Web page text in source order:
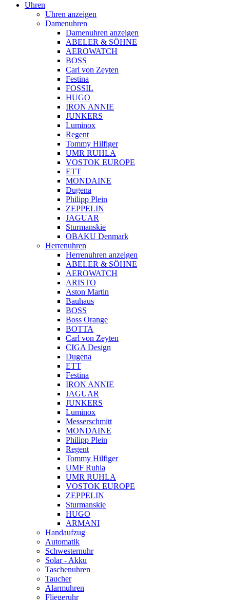
Uhren
Uhren anzeigen
Damenuhren
Damenuhren anzeigen
ABELER & SÖHNE
AEROWATCH
BOSS
Carl von Zeyten
Festina
FOSSIL
HUGO
IRON ANNIE
JUNKERS
Luminox
Regent
Tommy Hilfiger
UMR RUHLA
VOSTOK EUROPE
ETT
MONDAINE
Dugena
Philipp Plein
ZEPPELIN
JAGUAR
Sturmanskie
OBAKU Denmark
Herrenuhren
Herrenuhren anzeigen
ABELER & SÖHNE
AEROWATCH
ARISTO
Aston Martin
Bauhaus
BOSS
Boss Orange
BOTTA
Carl von Zeyten
CIGA Design
Dugena
ETT
Festina
IRON ANNIE
JAGUAR
JUNKERS
Luminox
Messerschmitt
MONDAINE
Philipp Plein
Regent
Tommy Hilfiger
UMF Ruhla
UMR RUHLA
VOSTOK EUROPE
ZEPPELIN
Sturmanskie
HUGO
ARMANI
Handaufzug
Automatik
Schwesternuhr
Solar - Akku
Taschenuhren
Taucher
Alarmuhren
Fliegeruhr